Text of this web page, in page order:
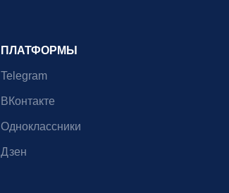
ПЛАТФОРМЫ
Telegram
ВКонтакте
Одноклассники
Дзен